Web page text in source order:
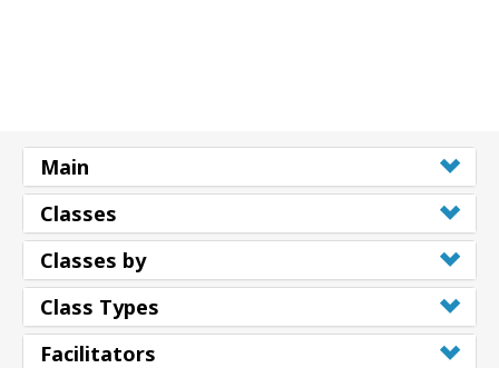
Main
Classes
Classes by
Class Types
Facilitators